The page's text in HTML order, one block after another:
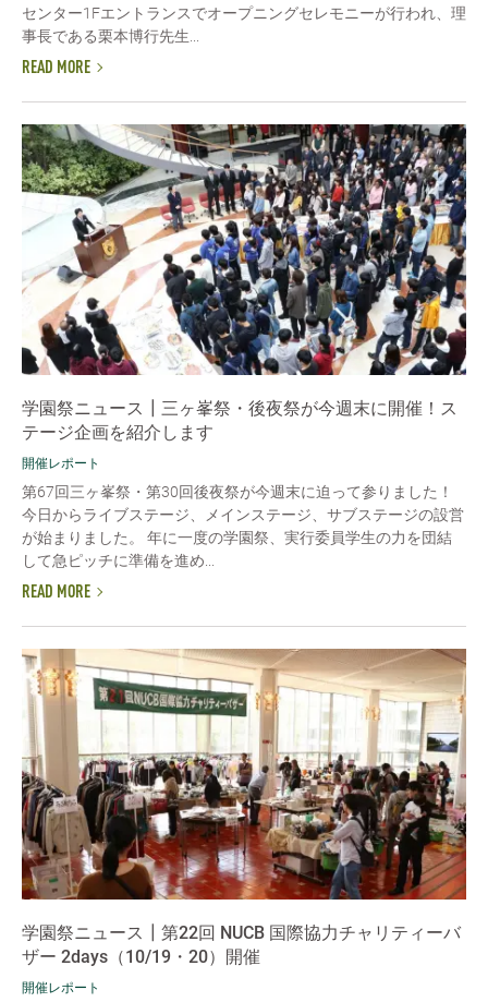
センター1Fエントランスでオープニングセレモニーが行われ、理
事長である栗本博行先生...
READ MORE
学園祭ニュース┃三ヶ峯祭・後夜祭が今週末に開催！ス
テージ企画を紹介します
開催レポート
第67回三ヶ峯祭・第30回後夜祭が今週末に迫って参りました！
今日からライブステージ、メインステージ、サブステージの設営
が始まりました。 年に一度の学園祭、実行委員学生の力を団結
して急ピッチに準備を進め...
READ MORE
学園祭ニュース┃第22回 NUCB 国際協力チャリティーバ
ザー 2days（10/19・20）開催
開催レポート